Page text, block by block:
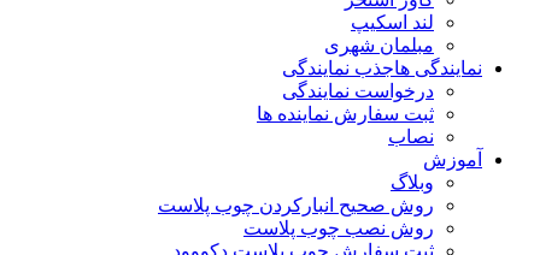
لند اسکیپ
مبلمان شهری
نمایندگی هاجذب نمایندگی
درخواست نمایندگی
ثبت سفارش نماینده ها
نصاب
آموزش
وبلاگ
روش صحیح انبارکردن چوب پلاست
روش نصب چوب پلاست